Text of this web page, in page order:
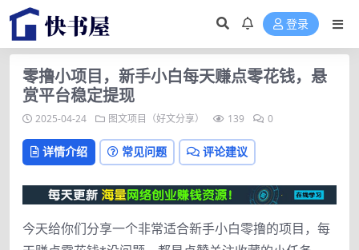
登录
零撸小项目，新手小白每天赚点零花钱，悬
赏平台稳定提现
2025-04-24 图文项目（好文分享） 139 0
详情介绍 常见问题 评论建议
今天给你们分享一个非常适合新手小白零撸的项目，每